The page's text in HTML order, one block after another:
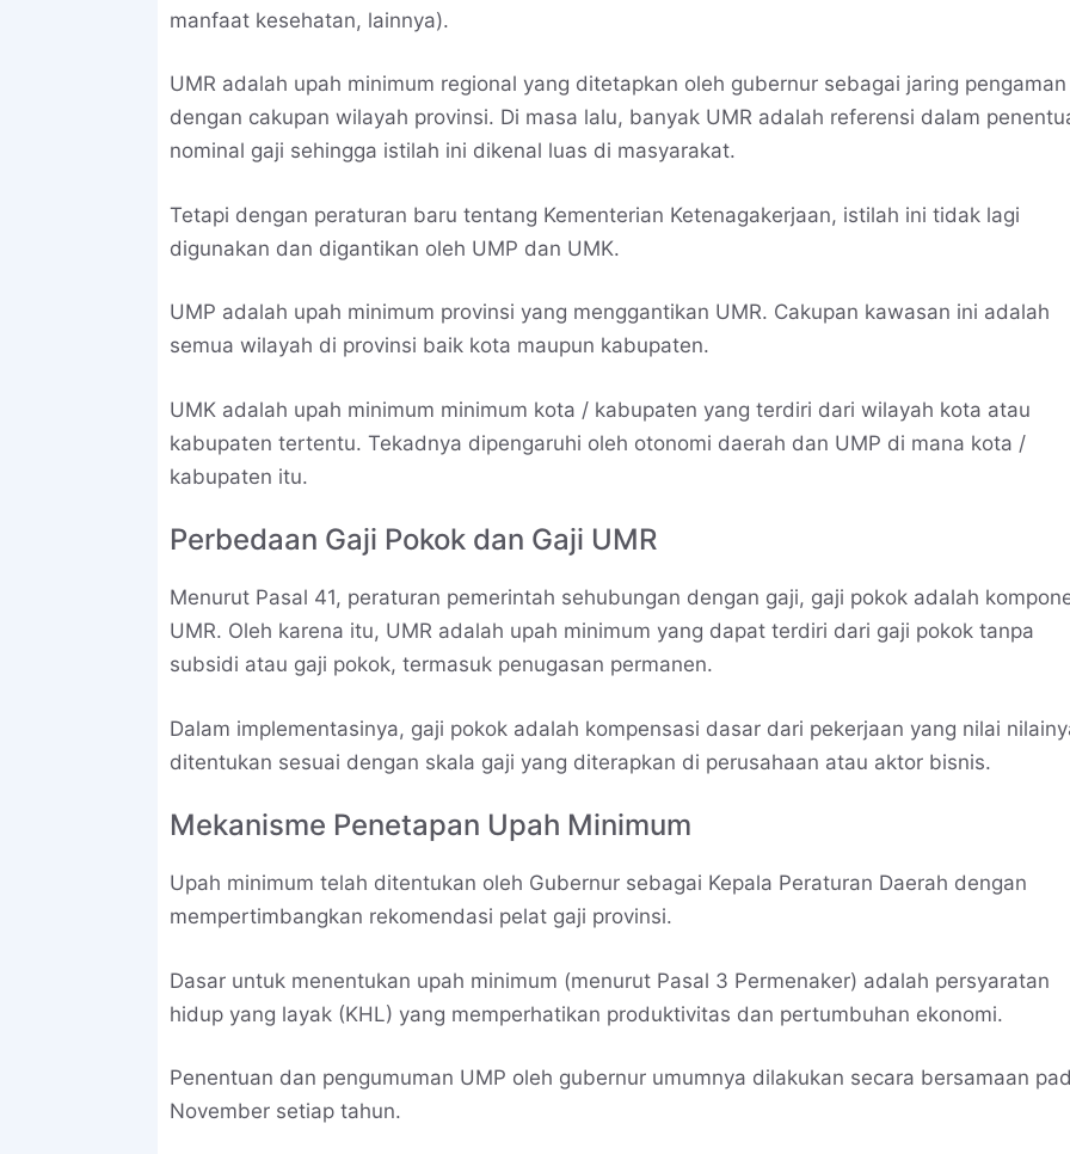
manfaat kesehatan, lainnya).
UMR adalah upah minimum regional yang ditetapkan oleh gubernur sebagai jaring pengaman
dengan cakupan wilayah provinsi. Di masa lalu, banyak UMR adalah referensi dalam
nominal gaji sehingga istilah ini dikenal luas di masyarakat.
Tetapi dengan peraturan baru tentang Kementerian Ketenagakerjaan, istilah ini tidak lagi
digunakan dan digantikan oleh UMP dan UMK.
UMP adalah upah minimum provinsi yang menggantikan UMR. Cakupan kawasan ini adalah
semua wilayah di provinsi baik kota maupun kabupaten.
UMK adalah upah minimum minimum kota / kabupaten yang terdiri dari wilayah kota atau
kabupaten tertentu. Tekadnya dipengaruhi oleh otonomi daerah dan UMP di mana kota /
kabupaten itu.
Perbedaan Gaji Pokok dan Gaji UMR
Menurut Pasal 41, peraturan pemerintah sehubungan dengan gaji, gaji pokok adalah
UMR. Oleh karena itu, UMR adalah upah minimum yang dapat terdiri dari gaji pokok tanpa
subsidi atau gaji pokok, termasuk penugasan permanen.
Dalam implementasinya, gaji pokok adalah kompensasi dasar dari pekerjaan yang nilai
ditentukan sesuai dengan skala gaji yang diterapkan di perusahaan atau aktor bisnis.
Mekanisme Penetapan Upah Minimum
Upah minimum telah ditentukan oleh Gubernur sebagai Kepala Peraturan Daerah dengan
mempertimbangkan rekomendasi pelat gaji provinsi.
Dasar untuk menentukan upah minimum (menurut Pasal 3 Permenaker) adalah persyaratan
hidup yang layak (KHL) yang memperhatikan produktivitas dan pertumbuhan ekonomi.
Penentuan dan pengumuman UMP oleh gubernur umumnya dilakukan secara bersamaan
November setiap tahun.